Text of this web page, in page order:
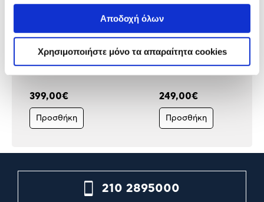
Αποδοχή όλων
Χρησιμοποιήστε μόνο τα απαραίτητα cookies
Insta360 Action Camera Ace
Pro 2 Dual Battery Bundle
399,00€
Προσθήκη
GoPro HERO
249,00€
Προσθήκη
210 2895000